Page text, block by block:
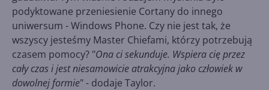
podyktowane przeniesienie Cortany do innego
uniwersum - Windows Phone. Czy nie jest tak, że
wszyscy jesteśmy Master Chiefami, którzy potrzebują
czasem pomocy? "Ona ci sekunduje. Wspiera cię przez
cały czas i jest niesamowicie atrakcyjna jako człowiek w
dowolnej formie" - dodaje Taylor.